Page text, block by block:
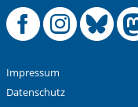
Impressum
Datenschutz